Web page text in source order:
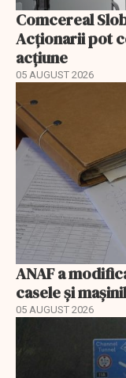
Comcereal
Acționarii pot
acțiune
05 AUGUST 2026
ANAF a
casele și
05 AUGUST 2026